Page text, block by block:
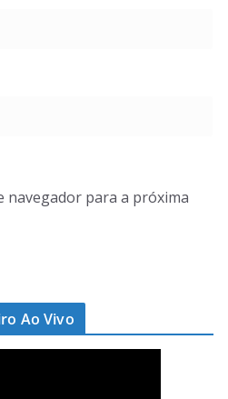
navegador para a próxima
Ao Vivo